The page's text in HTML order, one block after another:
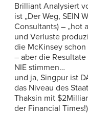
Brilliant Analysiert
ist „Der Weg, SEIN
Consultants) – „hot
und Verluste
die McKinsey schon
– aber die
NIE stimmen…
und ja, Singpur ist
das Niveau des
Thaksin mit
der Financial Times!)